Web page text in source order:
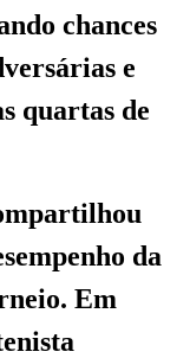
chances
e
quartas de
da
Em